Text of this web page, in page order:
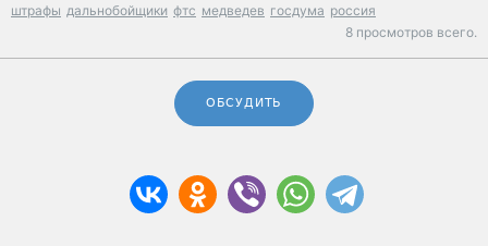
штрафы дальнобойщики фтс медведев госдума россия
8 просмотров всего.
ОБСУДИТЬ